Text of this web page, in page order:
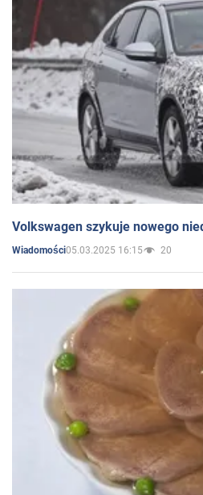
Volkswagen szykuje nowego
Wiadomości05.03.2025 16:15 20